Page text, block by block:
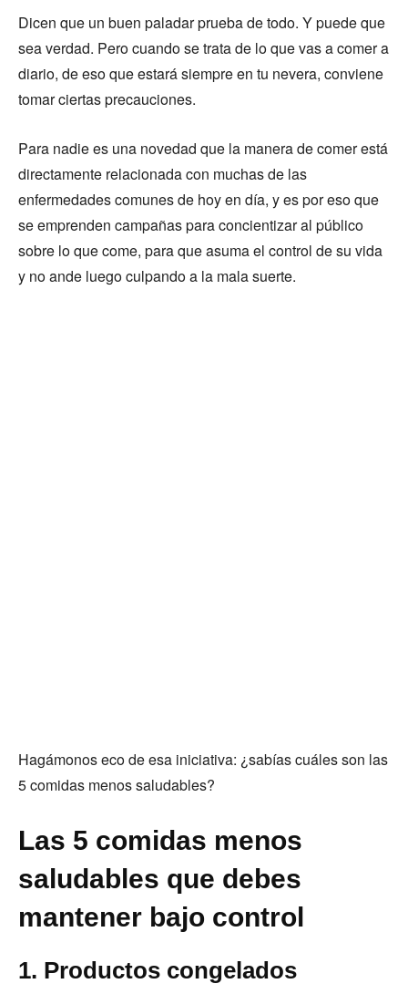
Dicen que un buen paladar prueba de todo. Y puede que
sea verdad. Pero cuando se trata de lo que vas a comer a
diario, de eso que estará siempre en tu nevera, conviene
tomar ciertas precauciones.
Para nadie es una novedad que la manera de comer está
directamente relacionada con muchas de las
enfermedades comunes de hoy en día, y es por eso que
se emprenden campañas para concientizar al público
sobre lo que come, para que asuma el control de su vida
y no ande luego culpando a la mala suerte.
Hagámonos eco de esa iniciativa: ¿sabías cuáles son las
5 comidas menos saludables?
Las 5 comidas menos
saludables que debes
mantener bajo control
1. Productos congelados